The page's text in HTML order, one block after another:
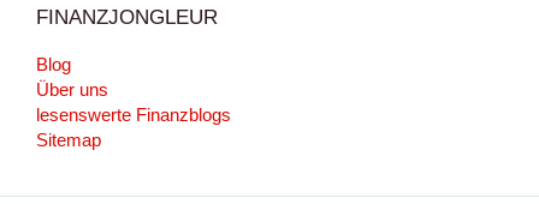
FINANZJONGLEUR
Blog
Über uns
lesenswerte Finanzblogs
Sitemap